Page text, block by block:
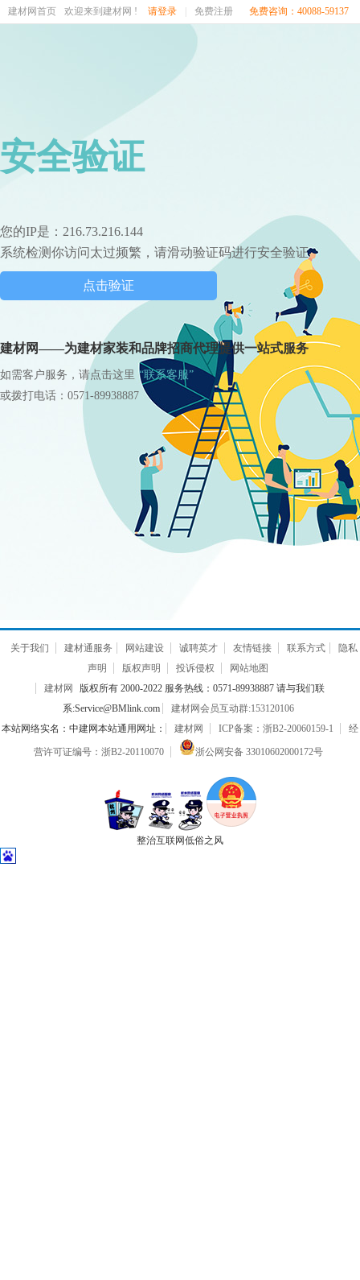
建材网首页 欢迎来到建材网 ! 请登录 免费注册 免费咨询：40088-59137
安全验证
您的IP是：216.73.216.144
系统检测你访问太过频繁，请滑动验证码进行安全验证
点击验证
建材网——为建材家装和品牌招商代理提供一站式服务
如需客户服务，请点击这里 “联系客服”
或拨打电话：0571-89938887
关于我们 建材通服务 网站建设 诚聘英才 友情链接 联系方式
隐私
声明
版权声明 投诉侵权
网站地图
建材网
版权所有 2000-2022 服务热线：0571-89938887 请与我们联
系:Service@BMlink.com
建材网会员互动群:153120106
本站网络实名：中建网本站通用网址：
建材网 ICP备案：浙B2-20060159-1 经
营许可证编号：浙B2-20110070 浙公网安备 33010602000172号
整治互联网低俗之风